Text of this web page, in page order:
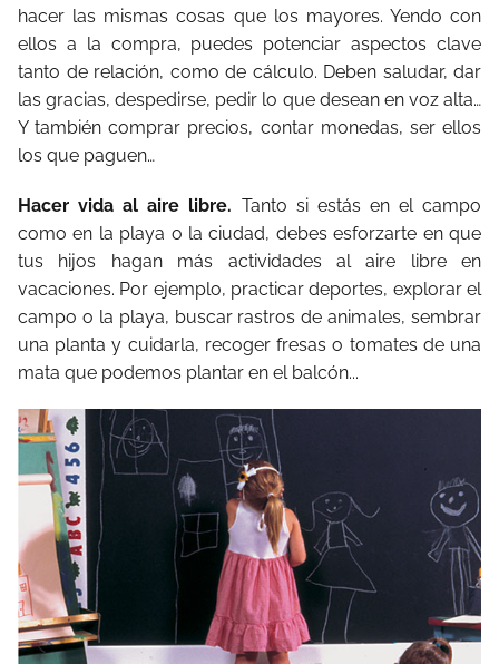
hacer las mismas cosas que los mayores. Yendo con
ellos a la compra, puedes potenciar aspectos clave
tanto de relación, como de cálculo. Deben saludar, dar
las gracias, despedirse, pedir lo que desean en voz alta…
Y también comprar precios, contar monedas, ser ellos
los que paguen…
Hacer vida al aire libre. Tanto si estás en el campo
como en la playa o la ciudad, debes esforzarte en que
tus hijos hagan más actividades al aire libre en
vacaciones. Por ejemplo, practicar deportes, explorar el
campo o la playa, buscar rastros de animales, sembrar
una planta y cuidarla, recoger fresas o tomates de una
mata que podemos plantar en el balcón...